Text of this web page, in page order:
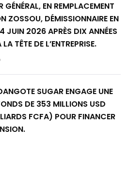
GÉNÉRAL, EN REMPLACEMENT
ZOSSOU, DÉMISSIONNAIRE EN
JUIN 2026 APRÈS DIX ANNÉES
TÊTE DE L’ENTREPRISE.
SUGAR ENGAGE UNE
DE 353 MILLIONS USD
FCFA) POUR FINANCER